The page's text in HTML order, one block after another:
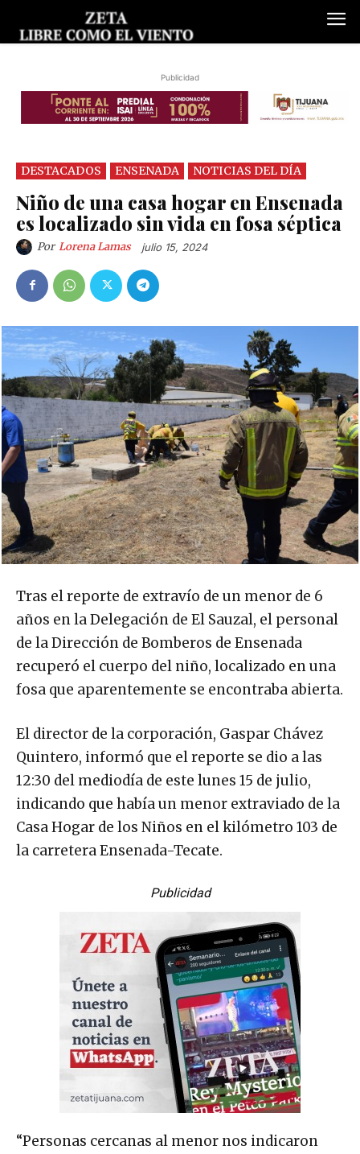
Publicidad
DESTACADOS ENSENADA NOTICIAS DEL DÍA
Niño de una casa hogar en Ensenada
es localizado sin vida en fosa séptica
Por Lorena Lamas julio 15, 2024
Tras el reporte de extravío de un menor de 6
años en la Delegación de El Sauzal, el personal
de la Dirección de Bomberos de Ensenada
recuperó el cuerpo del niño, localizado en una
fosa que aparentemente se encontraba abierta.
El director de la corporación, Gaspar Chávez
Quintero, informó que el reporte se dio a las
12:30 del mediodía de este lunes 15 de julio,
indicando que había un menor extraviado de la
Casa Hogar de los Niños en el kilómetro 103 de
la carretera Ensenada-Tecate.
Publicidad
“Personas cercanas al menor nos indicaron